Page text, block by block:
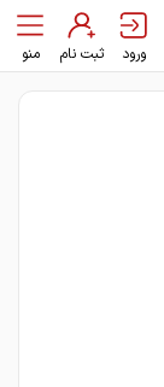
ورود ثبت نام منو